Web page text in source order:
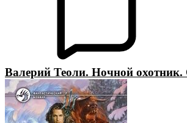
Валерий Теоли. Ночной охотник.